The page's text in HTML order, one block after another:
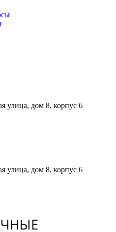
улица, дом 8, корпус 6
улица, дом 8, корпус 6